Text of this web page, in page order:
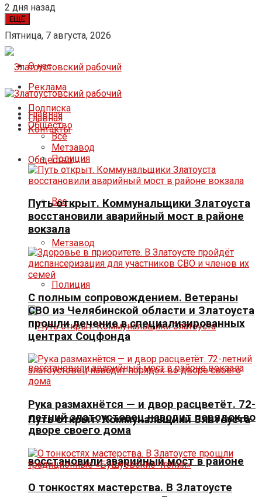
2 дня назад
ЕЩЁ
Пятница, 7 августа, 2026
О нас
Реклама
Подписка
Контакты
Главная
Общество
Все
Метзавод
Полиция
Путь открыт. Коммунальщики Златоуста
восстановили аварийный мост в районе
Главная
Общество
Все
Метзавод
Полиция
Путь открыт. Коммунальщики Златоуста
восстановили аварийный мост в районе
вокзала
С полным сопровождением. Ветераны
СВО из Челябинской области и Златоуста
прошли лечение в специализированных
центрах Соцфонда
Рука размахнётся — и двор расцветёт. 72-
летний златоустовец наводит порядок во
дворе своего дома
О тонкостях мастерства. В Златоусте